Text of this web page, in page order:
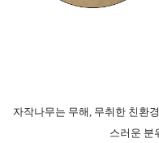
자작나무는 무해, 무취한 친환
스러운 분